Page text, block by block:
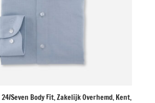
24/Seven Body Fit, Zakelijk Overhemd, Kent,